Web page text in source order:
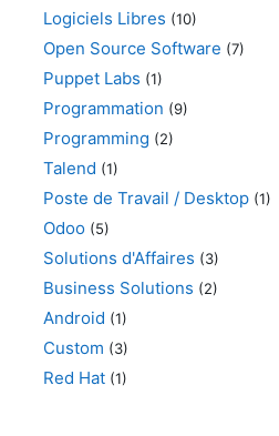
Logiciels Libres (10)
Open Source Software (7)
Puppet Labs (1)
Programmation (9)
Programming (2)
Talend (1)
Poste de Travail / Desktop (1)
Odoo (5)
Solutions d'Affaires (3)
Business Solutions (2)
Android (1)
Custom (3)
Red Hat (1)